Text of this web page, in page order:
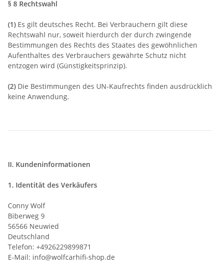
§ 8 Rechtswahl
(1) Es gilt deutsches Recht. Bei Verbrauchern gilt diese
Rechtswahl nur, soweit hierdurch der durch zwingende
Bestimmungen des Rechts des Staates des gewöhnlichen
Aufenthaltes des Verbrauchers gewährte Schutz nicht
entzogen wird (Günstigkeitsprinzip).
(2) Die Bestimmungen des UN-Kaufrechts finden ausdrücklich
keine Anwendung.
II. Kundeninformationen
1. Identität des Verkäufers
Conny Wolf
Biberweg 9
56566 Neuwied
Deutschland
Telefon: +4926229899871
E-Mail: info@wolfcarhifi-shop.de